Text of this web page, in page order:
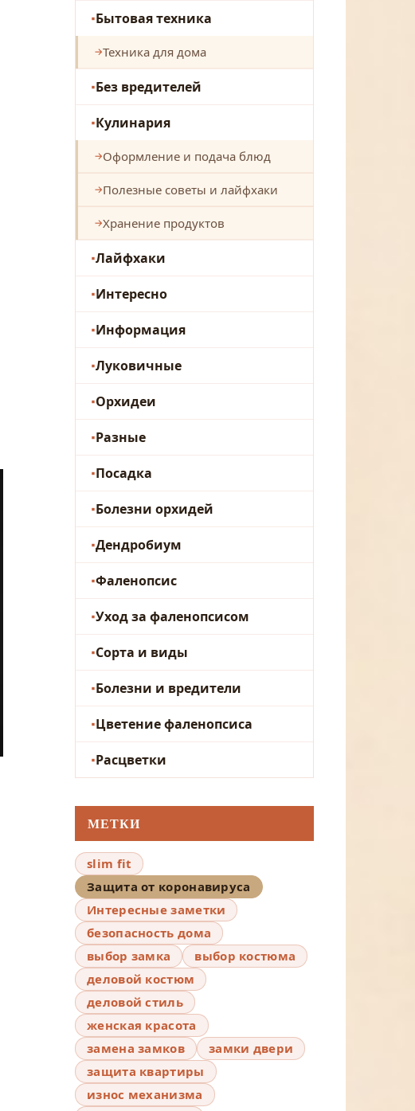
Бытовая техника
Техника для дома
Без вредителей
Кулинария
Оформление и подача блюд
Полезные советы и лайфхаки
Хранение продуктов
Лайфхаки
Интересно
Информация
Луковичные
Орхидеи
Разные
Посадка
Болезни орхидей
Дендробиум
Фаленопсис
Уход за фаленопсисом
Сорта и виды
Болезни и вредители
Цветение фаленопсиса
Расцветки
МЕТКИ
slim fit
Защита от коронавируса
Интересные заметки
безопасность дома
выбор замка
выбор костюма
деловой костюм
деловой стиль
женская красота
замена замков
замки двери
защита квартиры
износ механизма